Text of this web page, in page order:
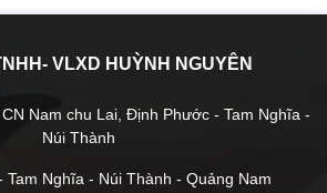
VLXD HUỲNH NGUYÊN
Nam chu Lai, Định Phước - Tam Nghĩa -
Núi Thành
Nghĩa - Núi Thành - Quảng Nam